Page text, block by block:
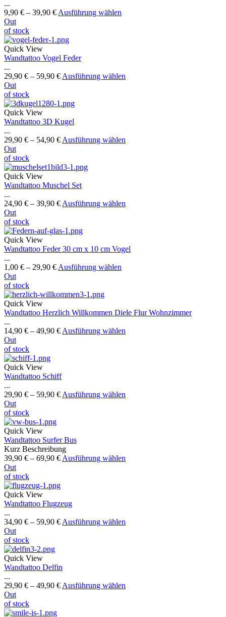
...
9,90 € – 39,90 € Ausführung wählen
Out
of stock
Quick View
Wandtattoo Vogel Feder
...
29,90 € – 59,90 € Ausführung wählen
Out
of stock
Quick View
Wandtattoo 3D Kugel
...
29,90 € – 54,90 € Ausführung wählen
Out
of stock
Quick View
Wandtattoo Muschel Set
...
24,90 € – 39,90 € Ausführung wählen
Out
of stock
Quick View
Wandtattoo Feder 30 cm x 10 cm Vogel
...
1,00 € – 29,90 € Ausführung wählen
Out
of stock
Quick View
Wandtattoo Herzlich Willkommen Diele Flur Wohnzimmer
...
14,90 € – 49,90 € Ausführung wählen
Out
of stock
Quick View
Wandtattoo Schiff
...
29,90 € – 59,90 € Ausführung wählen
Out
of stock
Quick View
Wandtattoo Surfer Bus
Kurz Beschreibung
39,90 € – 69,90 € Ausführung wählen
Out
of stock
Quick View
Wandtattoo Flugzeug
...
34,90 € – 59,90 € Ausführung wählen
Out
of stock
Quick View
Wandtattoo Delfin
...
29,90 € – 49,90 € Ausführung wählen
Out
of stock